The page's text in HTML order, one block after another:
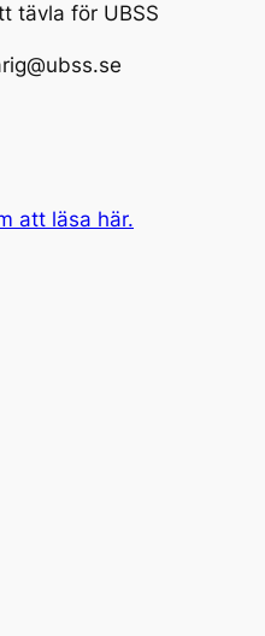
tävla för UBSS
att läsa här.